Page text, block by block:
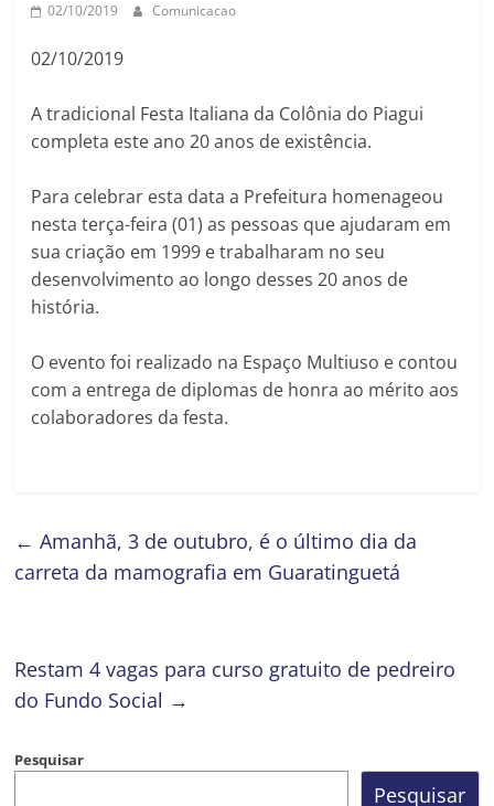
02/10/2019 Comunicacao
02/10/2019
A tradicional Festa Italiana da Colônia do Piagui
completa este ano 20 anos de existência.
Para celebrar esta data a Prefeitura homenageou
nesta terça-feira (01) as pessoas que ajudaram em
sua criação em 1999 e trabalharam no seu
desenvolvimento ao longo desses 20 anos de
história.
O evento foi realizado na Espaço Multiuso e contou
com a entrega de diplomas de honra ao mérito aos
colaboradores da festa.
← Amanhã, 3 de outubro, é o último dia da
carreta da mamografia em Guaratinguetá
Restam 4 vagas para curso gratuito de pedreiro
do Fundo Social →
Pesquisar
Pesquisar